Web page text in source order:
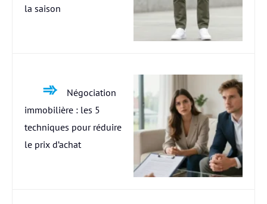
la saison
Négociation
immobilière : les 5
techniques pour réduire
le prix d’achat